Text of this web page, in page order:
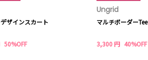
ザインスカート
50%OFF
Ungrid
マルチボーダーTee
3,300 円 40%OFF